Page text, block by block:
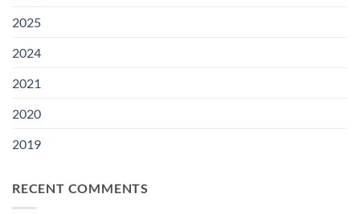
2025
2024
2021
2020
2019
RECENT COMMENTS